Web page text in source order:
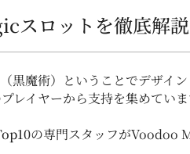
スロットを徹底解説
黒魔術）ということでデザイ
レイヤーから支持を集めていま
の専門スタッフがVoodoo